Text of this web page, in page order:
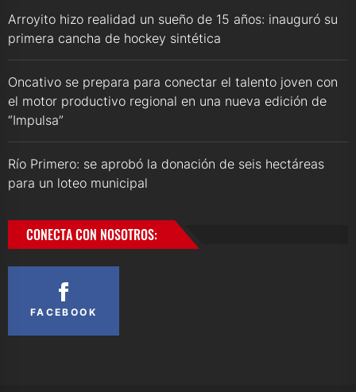
Arroyito hizo realidad un sueño de 15 años: inauguró su
primera cancha de hockey sintética
Oncativo se prepara para conectar el talento joven con
el motor productivo regional en una nueva edición de
“Impulsa”
Río Primero: se aprobó la donación de seis hectáreas
para un loteo municipal
CONECTA CON NOSOTROS:
FACEBOOK